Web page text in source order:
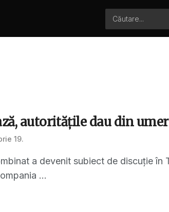
autorităţile dau din
19.
a devenit subiect de discuție în
...